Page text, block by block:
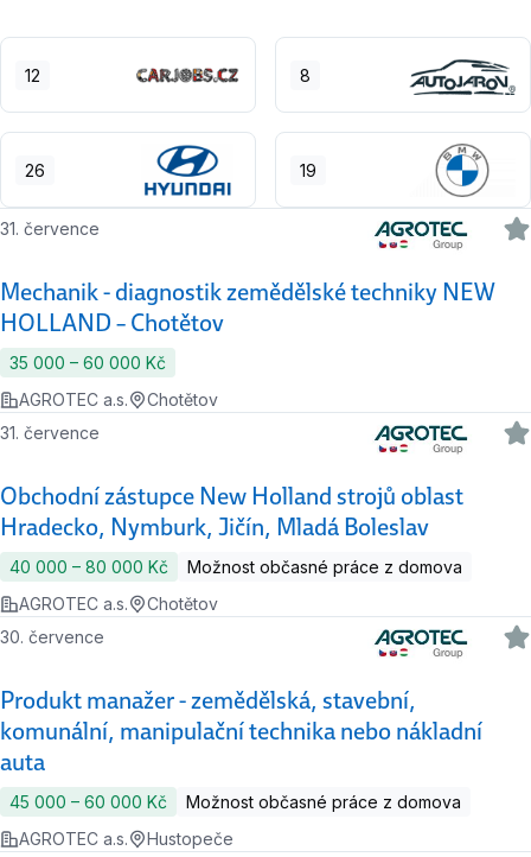
12 8
26 19
Mechanik - diagnostik zemědělské techniky NEW
HOLLAND – Chotětov
31. července
35 000 ‍–‍ 60 000 Kč
AGROTEC a.s.
Chotětov
Obchodní zástupce New Holland strojů oblast
Hradecko, Nymburk, Jičín, Mladá Boleslav
31. července
40 000 ‍–‍ 80 000 Kč
Možnost občasné práce z domova
AGROTEC a.s.
Chotětov
Produkt manažer - zemědělská, stavební,
komunální, manipulační technika nebo nákladní
auta
30. července
45 000 ‍–‍ 60 000 Kč
Možnost občasné práce z domova
AGROTEC a.s.
Hustopeče